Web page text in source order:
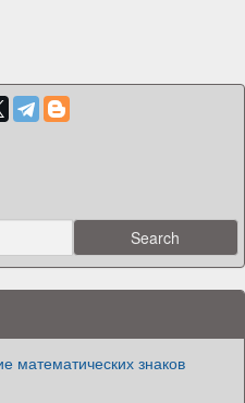
математических знаков